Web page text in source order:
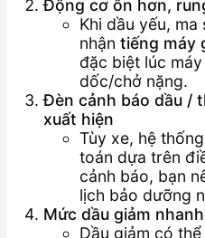
Động cơ ồn hơn,
Khi dầu yếu,
nhận tiếng máy
đặc biệt lúc
dốc/chở nặng.
Đèn cảnh báo dầu /
xuất hiện
Tùy xe, hệ
toán dựa trên
cảnh báo, bạn
lịch bảo dưỡng
Mức dầu giảm
Dầu giảm có